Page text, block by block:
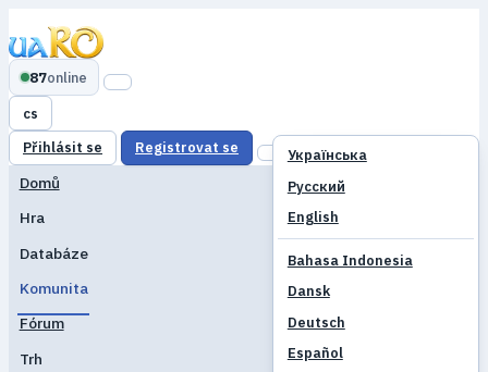
87online
cs
Українська
Русский
English
Bahasa Indonesia
Dansk
Deutsch
Español
Přihlásit se Registrovat se
Domů
Hra
Databáze
Komunita
Fórum
Trh